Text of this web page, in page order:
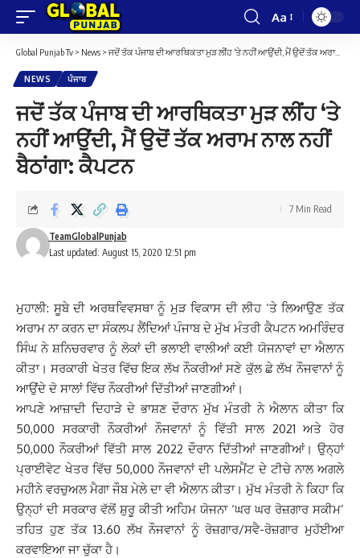
Font
Resizer
Aa
Global Punjab Tv > News > ਜਦੋਂ ਤੱਕ ਪੰਜਾਬ ਦੀ ਆਰਥਿਕਤਾ ਮੁੜ ਲੀਂਹ ‘ਤੇ ਨਹੀਂ ਆਉਂਦੀ, ਮੈਂ ਉਦੋਂ ਤੱਕ ਅਰਾਮ ਨਾਲ ਨਹੀਂ ਬੈਠਾਂਗਾ: ਕੈਪਟਨ
NEWS ਪੰਜਾਬ
ਜਦੋਂ ਤੱਕ ਪੰਜਾਬ ਦੀ ਆਰਥਿਕਤਾ ਮੁੜ ਲੀਂਹ ‘ਤੇ
ਨਹੀਂ ਆਉਂਦੀ, ਮੈਂ ਉਦੋਂ ਤੱਕ ਅਰਾਮ ਨਾਲ ਨਹੀਂ
ਬੈਠਾਂਗਾ: ਕੈਪਟਨ
Last updated: August 15, 2020 12:51 pm
TeamGlobalPunjab
7 Min Read
ਮੁਹਾਲੀ: ਸੂਬੇ ਦੀ ਅਰਥਵਿਵਸਥਾ ਨੂੰ ਮੁੜ ਵਿਕਾਸ ਦੀ ਲੀਹ ‘ਤੇ ਲਿਆਉਣ ਤੱਕ
ਅਰਾਮ ਨਾ ਕਰਨ ਦਾ ਸੰਕਲਪ ਲੈਂਦਿਆਂ ਪੰਜਾਬ ਦੇ ਮੁੱਖ ਮੰਤਰੀ ਕੈਪਟਨ ਅਮਰਿੰਦਰ
ਸਿੰਘ ਨੇ ਸ਼ਨਿਚਰਵਾਰ ਨੂੰ ਲੋਕਾਂ ਦੀ ਭਲਾਈ ਵਾਲੀਆਂ ਕਈ ਯੋਜਨਾਵਾਂ ਦਾ ਐਲਾਨ
ਕੀਤਾ। ਸਰਕਾਰੀ ਖੇਤਰ ਵਿੱਚ ਇਕ ਲੱਖ ਨੌਕਰੀਆਂ ਸਣੇ ਕੁੱਲ ਛੇ ਲੱਖ ਨੌਜਵਾਨਾਂ ਨੂੰ
ਆਉਂਦੇ ਦੋ ਸਾਲਾਂ ਵਿੱਚ ਨੌਕਰੀਆਂ ਦਿੱਤੀਆਂ ਜਾਣਗੀਆਂ।
ਆਪਣੇ ਆਜ਼ਾਦੀ ਦਿਹਾੜੇ ਦੇ ਭਾਸ਼ਣ ਦੌਰਾਨ ਮੁੱਖ ਮੰਤਰੀ ਨੇ ਐਲਾਨ ਕੀਤਾ ਕਿ
50,000 ਸਰਕਾਰੀ ਨੌਕਰੀਆਂ ਨੌਜਵਾਨਾਂ ਨੂੰ ਵਿੱਤੀ ਸਾਲ 2021 ਅਤੇ ਹੋਰ
50,000 ਨੌਕਰੀਆਂ ਵਿੱਤੀ ਸਾਲ 2022 ਦੌਰਾਨ ਦਿੱਤੀਆਂ ਜਾਣਗੀਆਂ। ਉਨ੍ਹਾਂ
ਪ੍ਰਾਈਵੇਟ ਖੇਤਰ ਵਿੱਚ 50,000 ਨੌਜਵਾਨਾਂ ਦੀ ਪਲੇਸਮੈਂਟ ਦੇ ਟੀਚੇ ਨਾਲ ਅਗਲੇ
ਮਹੀਨੇ ਵਰਚੁਅਲ ਮੈਗਾ ਜੌਬ ਮੇਲੇ ਦਾ ਵੀ ਐਲਾਨ ਕੀਤਾ। ਮੁੱਖ ਮੰਤਰੀ ਨੇ ਕਿਹਾ ਕਿ
ਉਨ੍ਹਾਂ ਦੀ ਸਰਕਾਰ ਵੱਲੋਂ ਸ਼ੁਰੂ ਕੀਤੀ ਅਹਿਮ ਯੋਜਨਾ ‘ਘਰ ਘਰ ਰੋਜ਼ਗਾਰ ਸਕੀਮ’
ਤਹਿਤ ਹੁਣ ਤੱਕ 13.60 ਲੱਖ ਨੌਜਵਾਨਾਂ ਨੂੰ ਰੋਜ਼ਗਾਰ/ਸਵੈ-ਰੋਜ਼ਗਾਰ ਮੁਹੱਈਆ
ਕਰਵਾਇਆ ਜਾ ਚੁੱਕਾ ਹੈ।